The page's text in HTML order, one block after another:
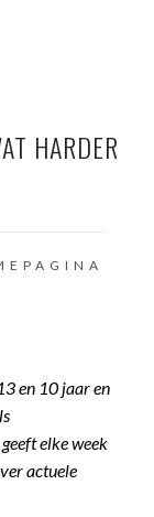
HARDER
en 10 jaar en
elke week
actuele